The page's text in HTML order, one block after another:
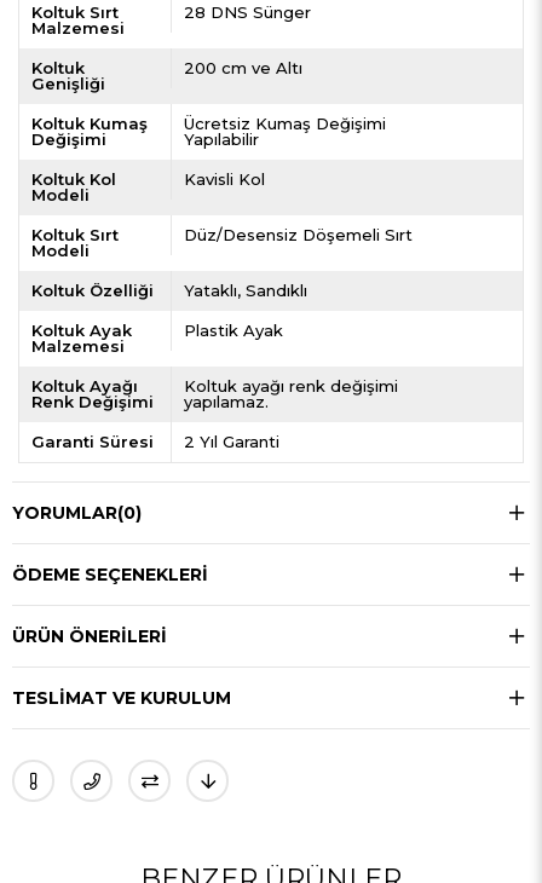
Koltuk Sırt
Malzemesi
28 DNS Sünger
Koltuk
Genişliği
200 cm ve Altı
Koltuk Kumaş
Değişimi
Ücretsiz Kumaş Değişimi
Yapılabilir
Koltuk Kol
Modeli
Kavisli Kol
Koltuk Sırt
Modeli
Düz/Desensiz Döşemeli Sırt
Koltuk Özelliği Yataklı Sandıklı
Koltuk Ayak
Malzemesi
Plastik Ayak
Koltuk Ayağı
Renk Değişimi
Koltuk ayağı renk değişimi
yapılamaz.
Garanti Süresi 2 Yıl Garanti
YORUMLAR(0)
ÖDEME SEÇENEKLERI
ÜRÜN ÖNERILERI
TESLIMAT VE KURULUM